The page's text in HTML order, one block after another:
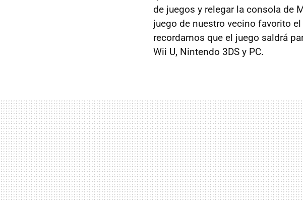
de juegos y relegar la consola de
juego de nuestro vecino favorito
recordamos que el juego saldrá
Wii U, Nintendo 3DS y PC.